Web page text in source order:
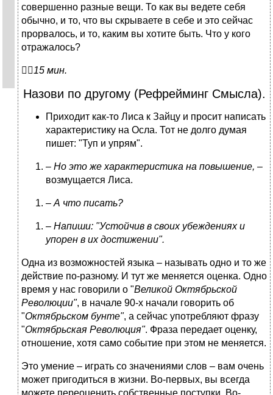
совершенно разные вещи. То как вы ведете себя
обычно, и то, что вы скрываете в себе и это сейчас
прорвалось, и то, каким вы хотите быть. Что у кого
отражалось?
15 мин.
Назови по другому (Рефрейминг Смысла).
Приходит как-то Лиса к Зайцу и просит написать
характеристику на Осла. Тот не долго думая
пишет: "Туп и упрям".
– Но это же характеристика на повышение, –
возмущается Лиса.
– А что писать?
– Напиши: "Устойчив в своих убеждениях и
упорен в их достижении".
Одна из возможностей языка – называть одно и то же
действие по-разному. И тут же меняется оценка. Одно
время у нас говорили о "Великой Октябрьской
Революции", в начале 90-х начали говорить об
"Октябрьском бунте", а сейчас употребляют фразу
"Октябрьская Революция". Фраза передает оценку,
отношение, хотя само событие при этом не меняется.
Это умение – играть со значениями слов – вам очень
может пригодиться в жизни. Во-первых, вы всегда